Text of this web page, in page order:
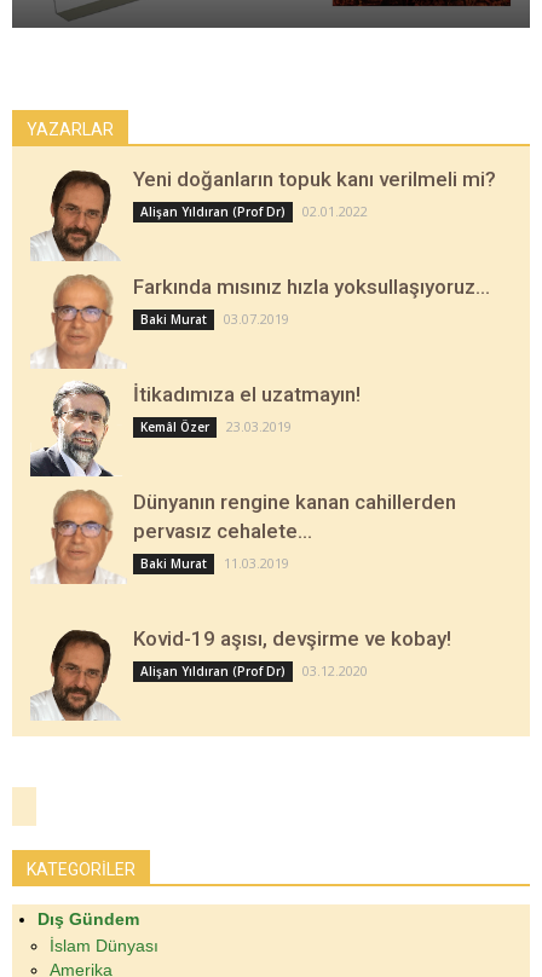
YAZARLAR
Yeni doğanların topuk kanı verilmeli mi?
Alişan Yıldıran (Prof Dr) 02.01.2022
Farkında mısınız hızla yoksullaşıyoruz…
Baki Murat 03.07.2019
İtikadımıza el uzatmayın!
Kemâl Özer 23.03.2019
Dünyanın rengine kanan cahillerden
pervasız cehalete…
Baki Murat 11.03.2019
Kovid-19 aşısı, devşirme ve kobay!
Alişan Yıldıran (Prof Dr) 03.12.2020
KATEGORİLER
Dış Gündem
İslam Dünyası
Amerika